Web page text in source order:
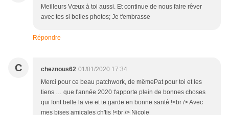
Meilleurs Vœux à toi aussi. Et continue de nous faire rêver
avec tes si belles photos; Je t'embrasse
Répondre
C cheznous62 01/01/2020 17:34
Merci pour ce beau patchwork, de mêmePat pour toi et les
tiens … que l'année 2020 t'apporte plein de bonnes choses
qui font belle la vie et te garde en bonne santé !<br /> Avec
mes bises amicales ch'tis !<br /> Nicole